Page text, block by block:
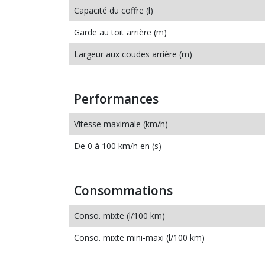
Capacité du coffre (l)
Garde au toit arrière (m)
Largeur aux coudes arrière (m)
Performances
Vitesse maximale (km/h)
De 0 à 100 km/h en (s)
Consommations
Conso. mixte (l/100 km)
Conso. mixte mini-maxi (l/100 km)